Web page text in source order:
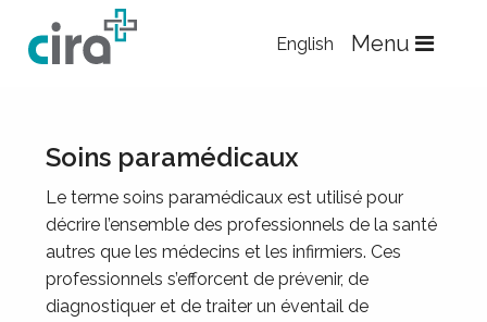
Skip to Content
English
Menu
Soins paramédicaux
Le terme soins paramédicaux est utilisé pour
décrire l’ensemble des professionnels de la santé
autres que les médecins et les infirmiers. Ces
professionnels s’efforcent de prévenir, de
diagnostiquer et de traiter un éventail de